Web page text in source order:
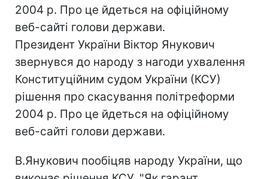
2004 р. Про це йдеться на офіційному
веб-сайті голови держави.
Президент України Віктор Янукович
звернувся до народу з нагоди ухвалення
Конституційним судом України (КСУ)
рішення про скасування політреформи
2004 р. Про це йдеться на офіційному
веб-сайті голови держави.
В.Янукович пообіцяв народу України, що